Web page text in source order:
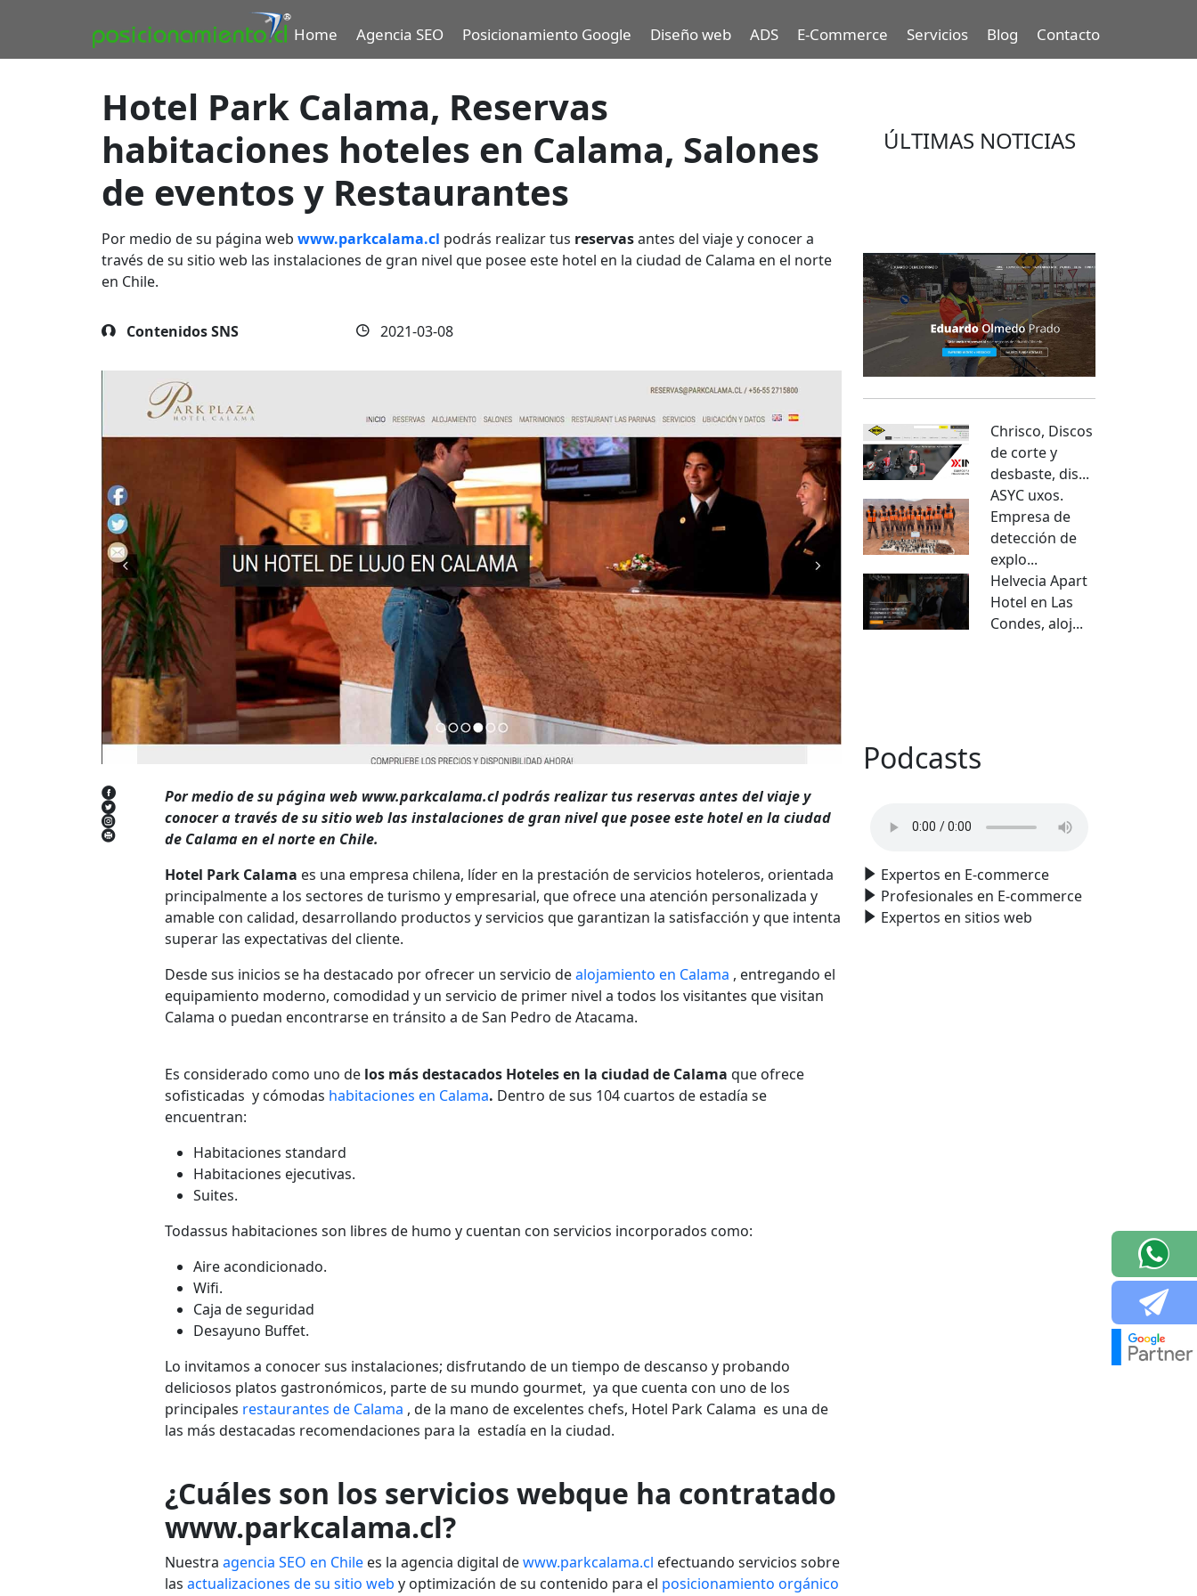
Home Agencia SEO Posicionamiento Google Diseño web ADS E-Commerce Servicios Blog Contacto
Hotel Park Calama, Reservas
habitaciones hoteles en Calama, Salones
de eventos y Restaurantes
Por medio de su página web www.parkcalama.cl podrás realizar tus reservasantes del viaje y conocer a
través de su sitio web las instalaciones de gran nivel que posee este hotel en la ciudad de Calama en el norte
en Chile.
Contenidos SNS 2021-03-08
Por medio de su página web www.parkcalama.cl podrás realizar tus reservas antes del viaje y
conocer a través de su sitio web las instalaciones de gran nivel que posee este hotel en la ciudad
de Calama en el norte en Chile.
Hotel Park Calama es una empresa chilena, líder en la prestación de servicios hoteleros, orientada
principalmente a los sectores de turismo y empresarial, que ofrece una atención personalizada y
amable con calidad, desarrollando productos y servicios que garantizan la satisfacción y que intenta
superar las expectativas del cliente.
Desde sus inicios se ha destacado por ofrecer un servicio dealojamiento en Calama , entregando el
equipamiento moderno, comodidad y un servicio de primer nivel a todos los visitantes que visitan
Calama o puedan encontrarse en tránsito a de San Pedro de Atacama.
Es considerado como uno de los más destacados Hoteles en la ciudad de Calamaque ofrece
sofisticadas y cómodas habitaciones en Calama. Dentro de sus 104 cuartos de estadía se
encuentran:
Habitaciones standard
Habitaciones ejecutivas.
Suites.
Todassus habitaciones son libres de humo y cuentan con servicios incorporados como:
Aire acondicionado.
Wifi.
Caja de seguridad
Desayuno Buffet.
Lo invitamos a conocer sus instalaciones; disfrutando de un tiempo de descanso y probando
deliciosos platos gastronómicos, parte de su mundo gourmet, ya que cuenta con uno de los
principales restaurantes de Calama , de la mano de excelentes chefs, Hotel Park Calama es una de
las más destacadas recomendaciones para la estadía en la ciudad.
¿Cuáles son los servicios webque ha contratado
www.parkcalama.cl?
Nuestraagencia SEO en Chile es la agencia digital dewww.parkcalama.cl efectuando servicios sobre
lasactualizaciones de su sitio web y optimización de su contenido para el posicionamiento orgánico
ÚLTIMAS NOTICIAS
Chrisco, Discos
de corte y
desbaste, dis...
ASYC uxos.
Empresa de
detección de
explo...
Helvecia Apart
Hotel en Las
Condes, aloj...
Podcasts
Expertos en E-commerce
Profesionales en E-commerce
Expertos en sitios web